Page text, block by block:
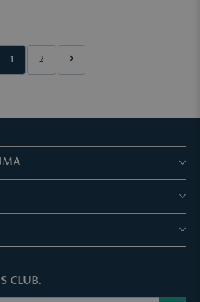
1 2
vragen
CLUB.